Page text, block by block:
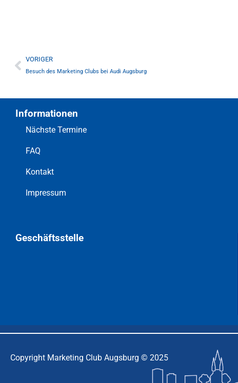
VORIGER
Besuch des Marketing Clubs bei Audi Augsburg
Informationen
Nächste Termine
FAQ
Kontakt
Impressum
Geschäftsstelle
Copyright Marketing Club Augsburg © 2025